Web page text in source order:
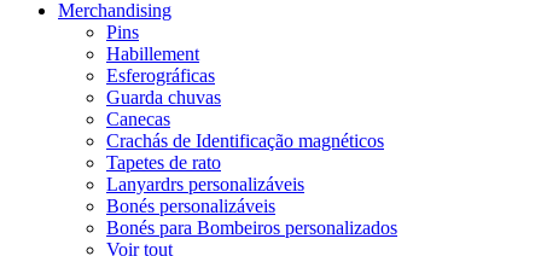
Merchandising
Pins
Habillement
Esferográficas
Guarda chuvas
Canecas
Crachás de Identificação magnéticos
Tapetes de rato
Lanyardrs personalizáveis
Bonés personalizáveis
Bonés para Bombeiros personalizados
Voir tout